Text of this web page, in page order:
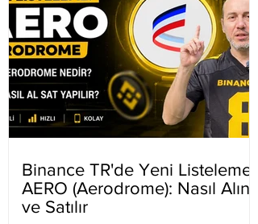
Binance TR'de Yeni Listeleme
AERO (Aerodrome): Nasıl Alınır
ve Satılır